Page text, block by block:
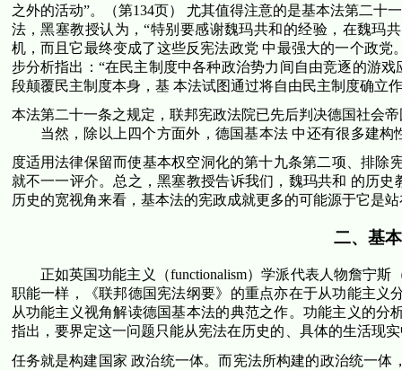
之外的活动”。（第134页） 尤其值得注意的是基本法第二十
法，黑塞教授认为，“特别要感谢魏玛共和的经验，在魏玛
机，而且它最终变成了这些反宪法政党 中最强大的一个政
步分析指出：“在民主制度中各种政治势力间自由竞逐的游
段颠覆民主制度本身，基 本法试图通过将自由民主制度确立
本法第二十一条之规定，联邦宪政法院已先后判决德国社会
当然，除以上四个方面外，德国基本法 中还有很多建
度适用法律保留而使基本权空洞化的第十九条第二项、排除
就不一一评介。总之，黑塞教授告诉我们，魏玛共和 的历
历史的宽视角来看，基本法的宪政成就更多的可能源于它是
二、基
正如英国功能主义（functionalism）学派代表人物詹宁斯
职能一样，《联邦德国宪法纲要》的重点亦在于从功能主
从功能主义视角解读德国基本法的典范之作。功能主义的
指出，要界定这一问题只能从宪法在历史的、具体的生活现
任务就是构建国家 政治统一体。而宪法所构建的政治统一体